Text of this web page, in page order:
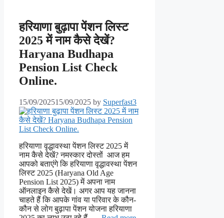
हरियाणा बुढ़ापा पेंशन लिस्ट
2025 में नाम कैसे देखें?
Haryana Budhapa
Pension List Check
Online.
15/09/202515/09/2025 by Superfast3
हरियाणा वृद्धावस्था पेंशन लिस्ट 2025 में
नाम कैसे देखें? नमस्कार दोस्तों आज हम
आपको बताएंगे कि हरियाणा वृद्धावस्था पेंशन
लिस्ट 2025 (Haryana Old Age
Pension List 2025) में अपना नाम
ऑनलाइन कैसे देखें। अगर आप यह जानना
चाहते हैं कि आपके गांव या परिवार के कौन-
कौन से लोग बुढ़ापा पेंशन योजना हरियाणा